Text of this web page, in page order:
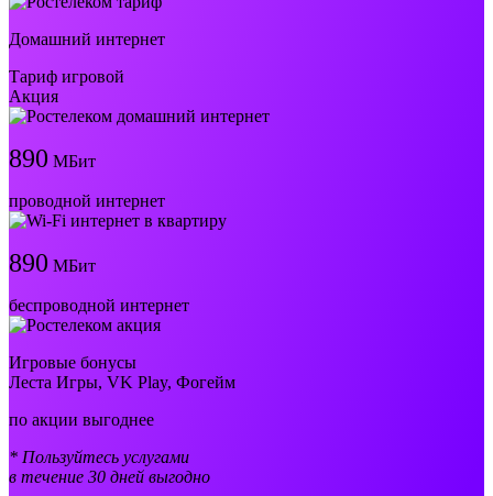
Домашний интернет
Тариф игровой
Акция
890 МБит
проводной интернет
890 МБит
беспроводной интернет
Игровые бонусы
Леста Игры, VK Play, Фогейм
по акции выгоднее
* Пользуйтесь услугами
в течение 30 дней выгодно